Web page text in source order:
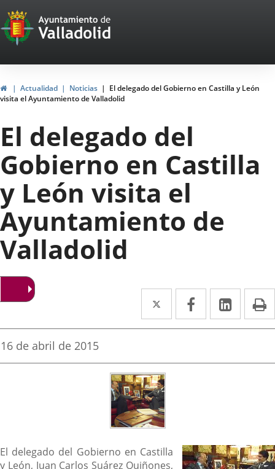
Portal
Web
del
Ayuntamiento
de
Valladolid
HomeActualidad Noticias
El delegado del Gobierno en Castilla y León
visita el Ayuntamiento de Valladolid
El delegado del
Gobierno en Castilla
y León visita el
Ayuntamiento de
Valladolid
Twitter
Enlace
a
aplicación
externa.
Facebook
Enlace
a
aplicación
Enlace
a
Fecha
la
16 de abril de 2015
Descripción
El delegado del Gobierno en Castilla
y León, Juan Carlos Suárez Quiñones,